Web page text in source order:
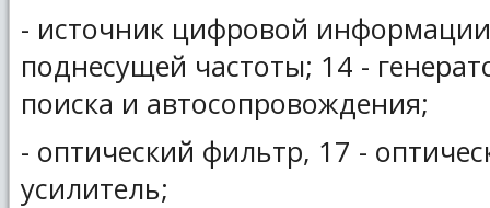
- источник цифровой
поднесущей частоты; 14 -
поиска и автосопровождения;
- оптический фильтр, 17 -
усилитель;